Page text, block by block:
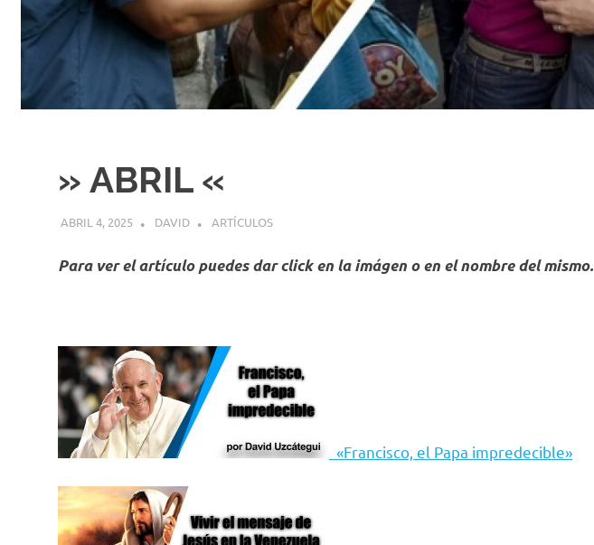
» ABRIL «
ABRIL 4, 2025 DAVID ARTÍCULOS
Para ver el artículo puedes dar click en la imágen o en el nombre del mismo.
«Francisco, el Papa impredecible»